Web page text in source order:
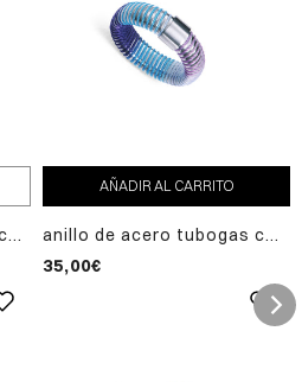
AÑADIR AL CARRITO
anillo de acero tubogas con
colección laura escanes
35,00€